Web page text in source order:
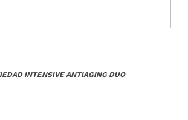
INTENSIVE ANTIAGING DUO